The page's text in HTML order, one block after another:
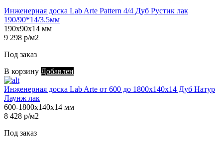
Инженерная доска Lab Arte Pattern 4/4 Дуб Рустик лак
190/90*14/3.5мм
190х90х14 мм
9 298 р/м2
Под заказ
В корзину Добавлен
Инженерная доска Lab Arte от 600 до 1800х140х14 Дуб Натур
Лаунж лак
600-1800х140х14 мм
8 428 р/м2
Под заказ